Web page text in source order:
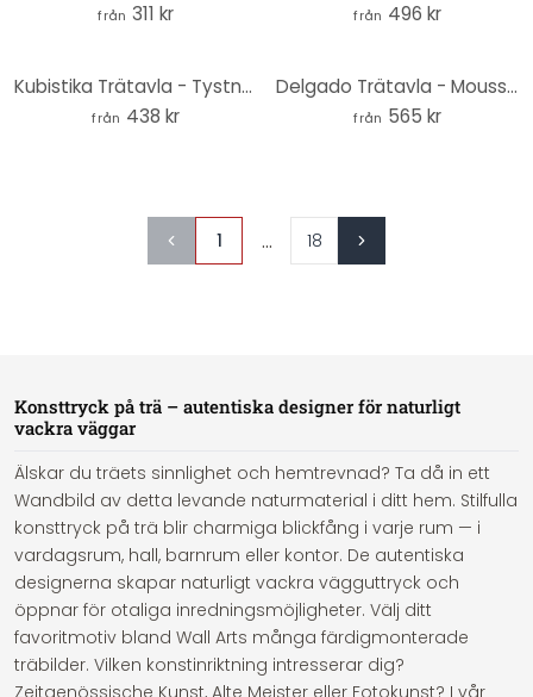
från 311 kr från 496 kr
Kubistika Trätavla - Tystnadens skönhet - Rund
från 438 kr
Delgado Trätavla - Mousserande maskros - Rund
från 565 kr
1 ... 18
Konsttryck på trä – autentiska designer för naturligt
vackra väggar
Älskar du träets sinnlighet och hemtrevnad? Ta då in ett
Wandbild av detta levande naturmaterial i ditt hem. Stilfulla
konsttryck på trä blir charmiga blickfång i varje rum — i
vardagsrum, hall, barnrum eller kontor. De autentiska
designerna skapar naturligt vackra vägguttryck och
öppnar för otaliga inredningsmöjligheter. Välj ditt
favoritmotiv bland Wall Arts många färdigmonterade
träbilder. Vilken konstinriktning intresserar dig?
Zeitgenössische Kunst, Alte Meister eller Fotokunst? I vår